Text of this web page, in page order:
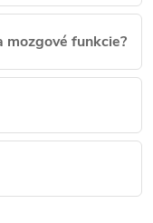
mozgové funkcie?